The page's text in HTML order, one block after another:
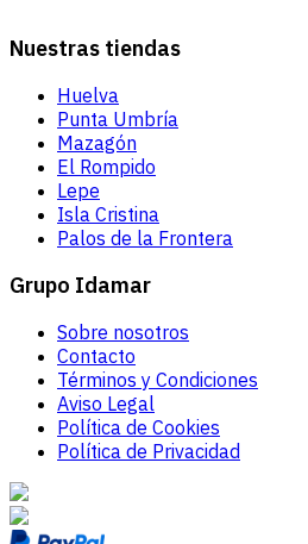
Nuestras tiendas
Huelva
Punta Umbría
Mazagón
El Rompido
Lepe
Isla Cristina
Palos de la Frontera
Grupo Idamar
Sobre nosotros
Contacto
Términos y Condiciones
Aviso Legal
Política de Cookies
Política de Privacidad